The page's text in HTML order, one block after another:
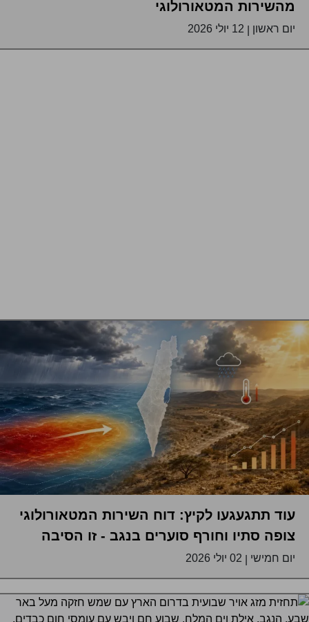
מהשירות המטאורולוגי
יום ראשון 12 יולי 2026
עוד תתגעגעו לקיץ: דוח השירות המטאורולוגי
צופה סתיו וחורף סוערים בנגב - זו הסיבה
יום חמישי 02 יולי 2026